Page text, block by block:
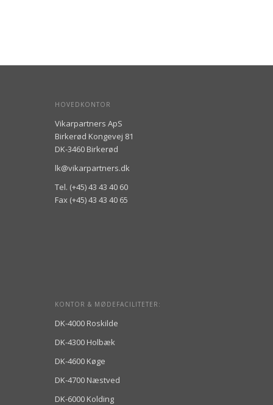
HOVEDKONTOR
Vikarpartners ApS
Birkerød Kongevej 81
DK-3460 Birkerød
lk@vikarpartners.dk
Tel. (+45) 43 43 40 60
Fax (+45) 43 43 40 65
KONTOR & MØDEFACILITETER:
DK-4000 Roskilde
DK-4300 Holbæk
DK-4600 Køge
DK-4700 Næstved
DK-6000 Kolding